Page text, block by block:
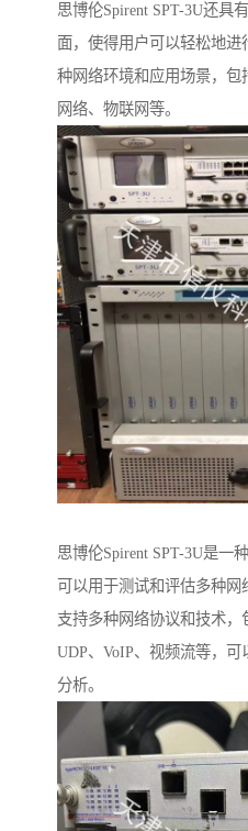
思博伦Spirent SPT-3U还具
面，使得用户可以轻松地
种网络环境和应用场景，
网络、物联网等。
思博伦Spirent SPT-3U是一
可以用于测试和评估多种
支持多种网络协议和技术，
UDP、VoIP、视频流等，
分析。